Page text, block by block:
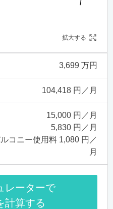
拡大する
3,699 万円
104,418 円／月
15,000 円／月
5,830 円／月
コニー使用料 1,080 円／
月
レーターで
計算する